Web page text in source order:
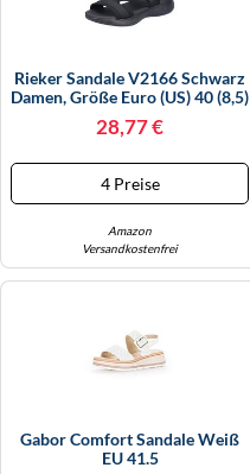
Rieker Sandale V2166 Schwarz
Damen, Größe Euro (US) 40 (8,5)
28,77 €
4 Preise
Amazon
Versandkostenfrei
Gabor Comfort Sandale Weiß
EU 41.5